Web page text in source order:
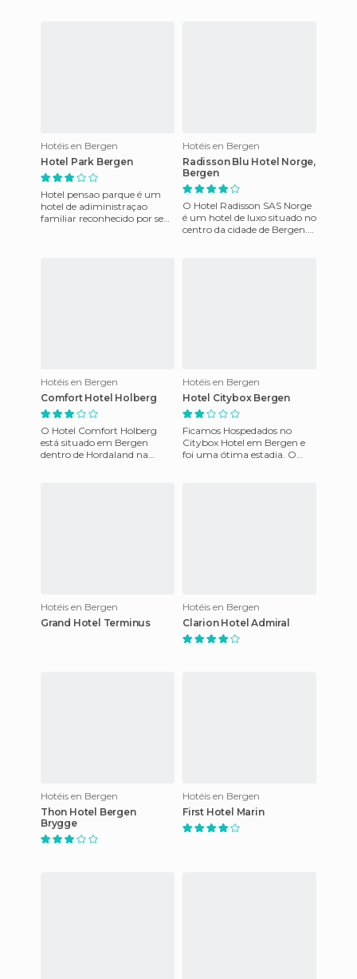
Hotéis en Bergen
Hotel Park Bergen
Hotel pensao parque é um
hotel de adiministraçao
familiar reconhecido por seu
Hotéis en Bergen
Radisson Blu Hotel Norge,
Bergen
O Hotel Radisson SAS Norge
é um hotel de luxo situado no
centro da cidade de Bergen.
Hotéis en Bergen
Comfort Hotel Holberg
O Hotel Comfort Holberg
está situado em Bergen
dentro de Hordaland na
Hotéis en Bergen
Hotel Citybox Bergen
Ficamos Hospedados no
Citybox Hotel em Bergen e
foi uma ótima estadia. O
Hotéis en Bergen
Grand Hotel Terminus
Hotéis en Bergen
Clarion Hotel Admiral
Hotéis en Bergen
Thon Hotel Bergen
Brygge
Hotéis en Bergen
First Hotel Marin